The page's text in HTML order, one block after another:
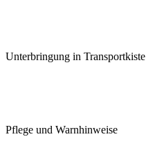
Unterbringung in Transportkiste
Pflege und Warnhinweise